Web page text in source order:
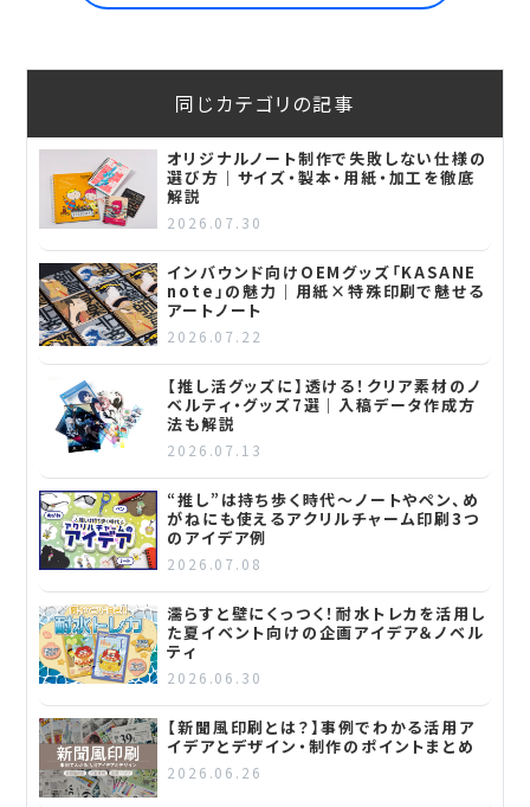
同じカテゴリの記事
オリジナルノート制作で失敗しない仕様の
選び方｜サイズ・製本・用紙・加工を徹底
解説
2026.07.30
インバウンド向けOEMグッズ「KASANE
note」の魅力｜用紙×特殊印刷で魅せる
アートノート
2026.07.22
【推し活グッズに】透ける！クリア素材のノ
ベルティ・グッズ7選｜入稿データ作成方
法も解説
2026.07.13
“推し”は持ち歩く時代～ノートやペン、め
がねにも使えるアクリルチャーム印刷3つ
のアイデア例
2026.07.08
濡らすと壁にくっつく！耐水トレカを活用し
た夏イベント向けの企画アイデア＆ノベル
ティ
2026.06.30
【新聞風印刷とは？】事例でわかる活用ア
イデアとデザイン・制作のポイントまとめ
2026.06.26